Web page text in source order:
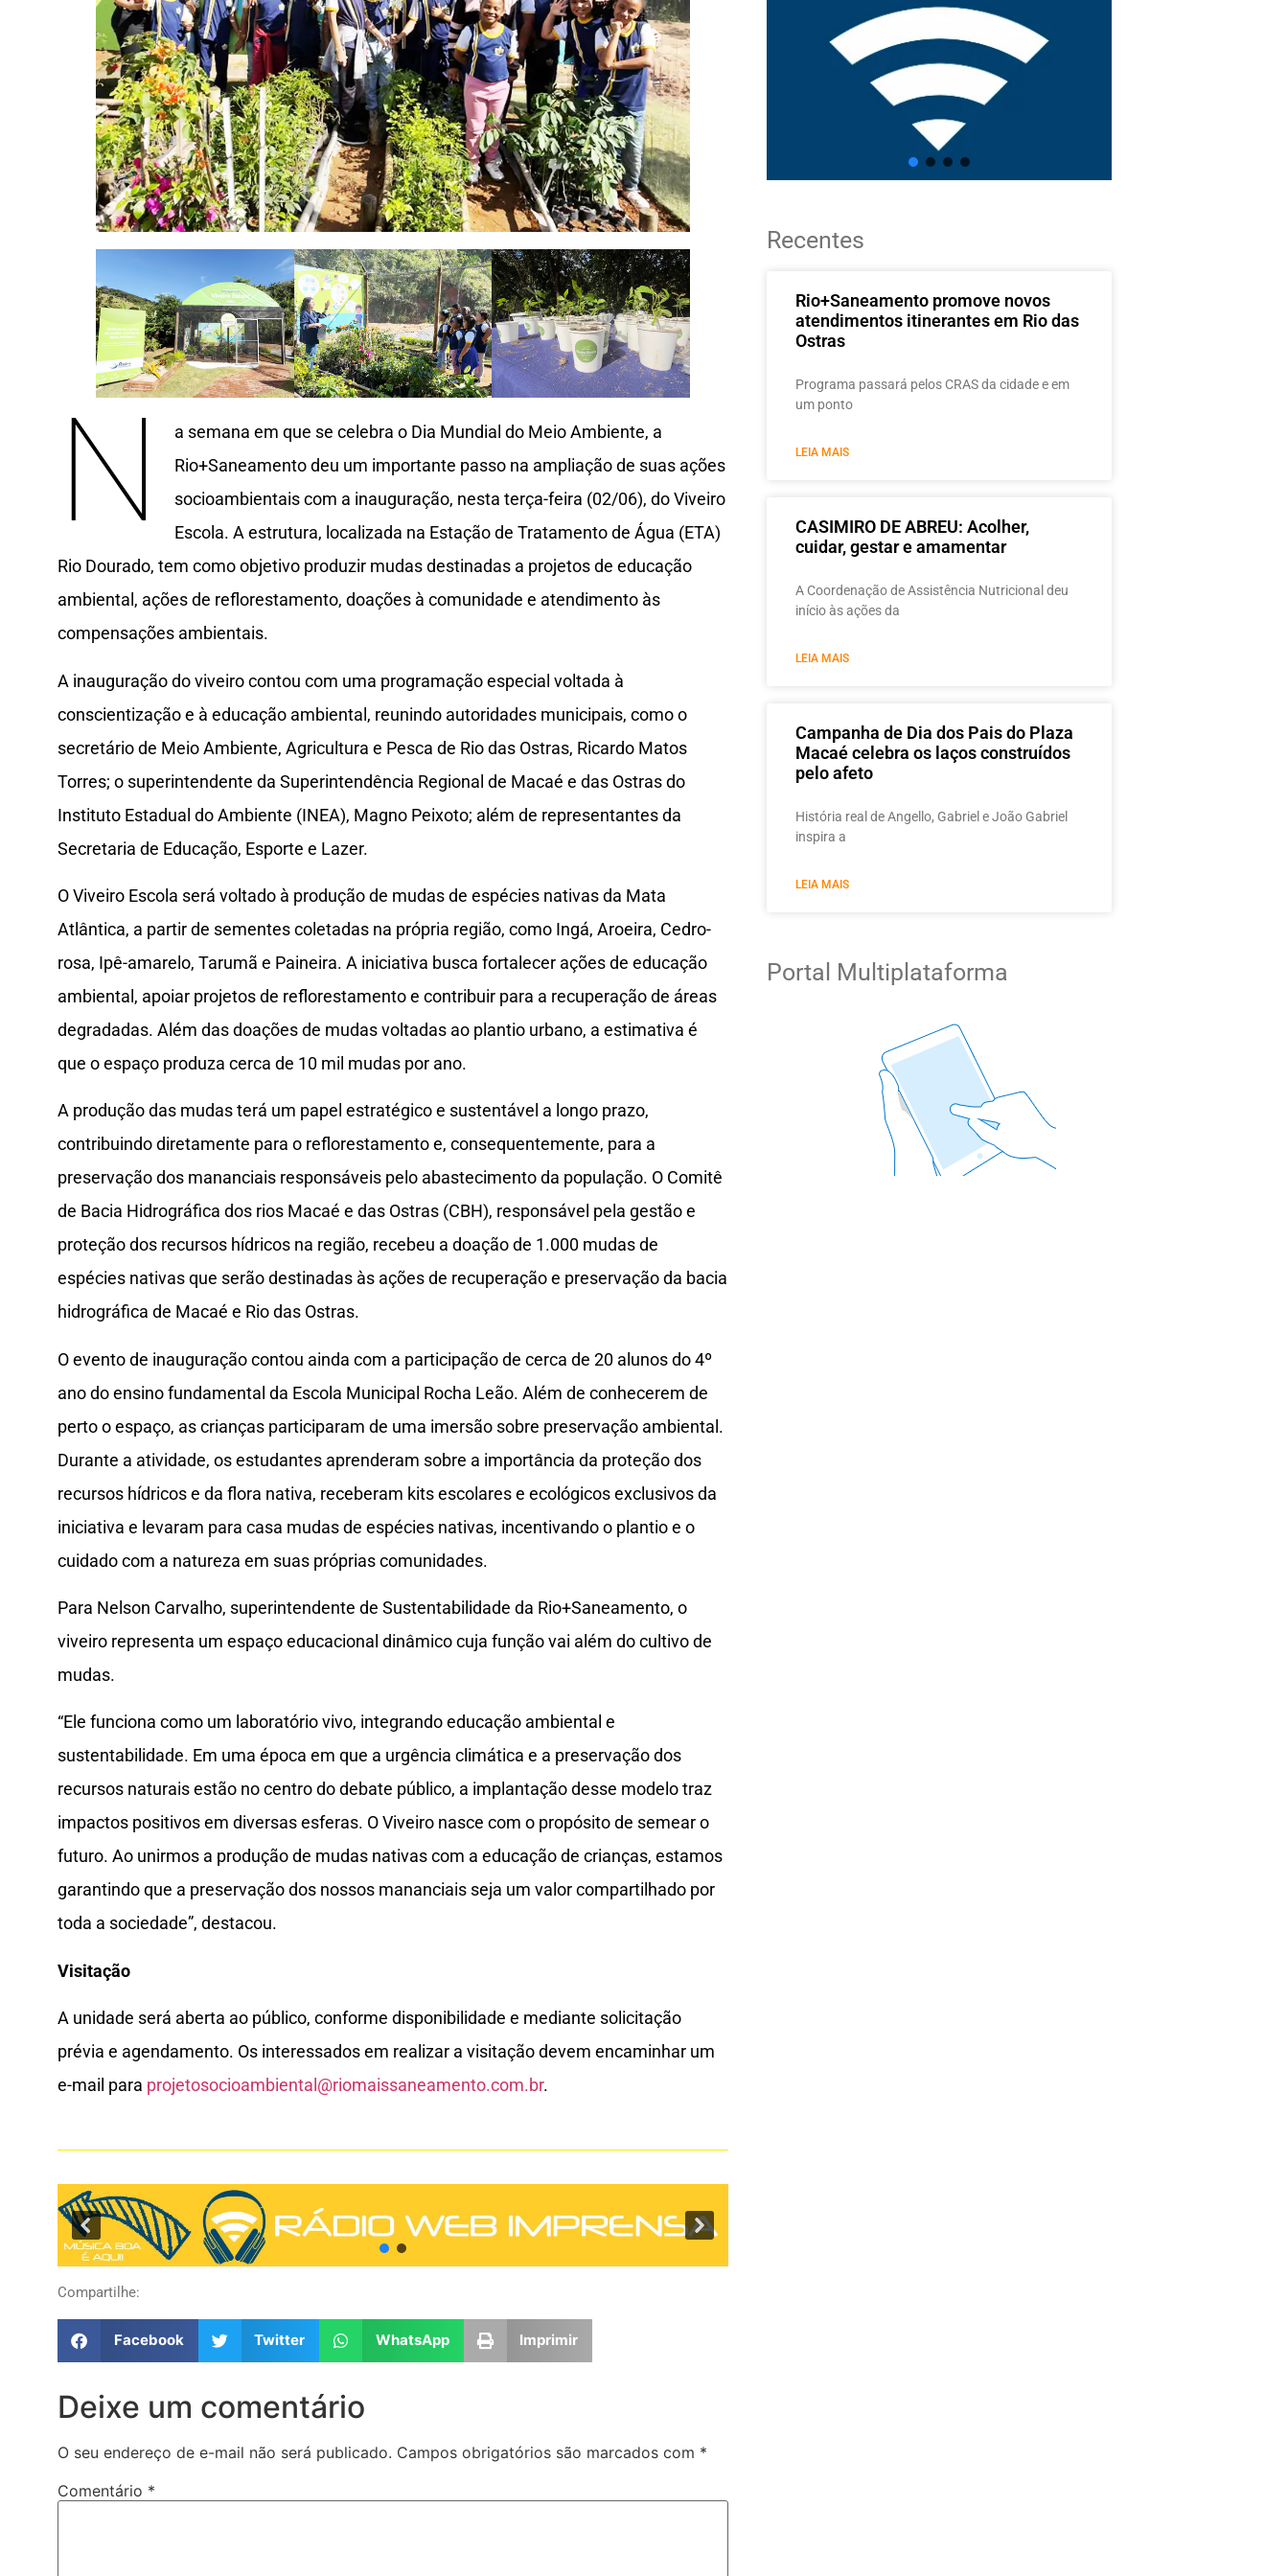
N
a semana em que se celebra o Dia Mundial do Meio Ambiente, a
Rio+Saneamento deu um importante passo na ampliação de suas ações
socioambientais com a inauguração, nesta terça-feira (02/06), do Viveiro
Escola. A estrutura, localizada na Estação de Tratamento de Água (ETA)
Rio Dourado, tem como objetivo produzir mudas destinadas a projetos de educação
ambiental, ações de reflorestamento, doações à comunidade e atendimento às
compensações ambientais.
A inauguração do viveiro contou com uma programação especial voltada à
conscientização e à educação ambiental, reunindo autoridades municipais, como o
secretário de Meio Ambiente, Agricultura e Pesca de Rio das Ostras, Ricardo Matos
Torres; o superintendente da Superintendência Regional de Macaé e das Ostras do
Instituto Estadual do Ambiente (INEA), Magno Peixoto; além de representantes da
Secretaria de Educação, Esporte e Lazer.
O Viveiro Escola será voltado à produção de mudas de espécies nativas da Mata
Atlântica, a partir de sementes coletadas na própria região, como Ingá, Aroeira, Cedro-
rosa, Ipê-amarelo, Tarumã e Paineira. A iniciativa busca fortalecer ações de educação
ambiental, apoiar projetos de reflorestamento e contribuir para a recuperação de áreas
degradadas. Além das doações de mudas voltadas ao plantio urbano, a estimativa é
que o espaço produza cerca de 10 mil mudas por ano.
A produção das mudas terá um papel estratégico e sustentável a longo prazo,
contribuindo diretamente para o reflorestamento e, consequentemente, para a
preservação dos mananciais responsáveis pelo abastecimento da população. O Comitê
de Bacia Hidrográfica dos rios Macaé e das Ostras (CBH), responsável pela gestão e
proteção dos recursos hídricos na região, recebeu a doação de 1.000 mudas de
espécies nativas que serão destinadas às ações de recuperação e preservação da bacia
hidrográfica de Macaé e Rio das Ostras.
O evento de inauguração contou ainda com a participação de cerca de 20 alunos do 4º
ano do ensino fundamental da Escola Municipal Rocha Leão. Além de conhecerem de
perto o espaço, as crianças participaram de uma imersão sobre preservação ambiental.
Durante a atividade, os estudantes aprenderam sobre a importância da proteção dos
recursos hídricos e da flora nativa, receberam kits escolares e ecológicos exclusivos da
iniciativa e levaram para casa mudas de espécies nativas, incentivando o plantio e o
cuidado com a natureza em suas próprias comunidades.
Para Nelson Carvalho, superintendente de Sustentabilidade da Rio+Saneamento, o
viveiro representa um espaço educacional dinâmico cuja função vai além do cultivo de
mudas.
“Ele funciona como um laboratório vivo, integrando educação ambiental e
sustentabilidade. Em uma época em que a urgência climática e a preservação dos
recursos naturais estão no centro do debate público, a implantação desse modelo traz
impactos positivos em diversas esferas. O Viveiro nasce com o propósito de semear o
futuro. Ao unirmos a produção de mudas nativas com a educação de crianças, estamos
garantindo que a preservação dos nossos mananciais seja um valor compartilhado por
toda a sociedade”, destacou.
Visitação
A unidade será aberta ao público, conforme disponibilidade e mediante solicitação
prévia e agendamento. Os interessados em realizar a visitação devem encaminhar um
e-mail para projetosocioambiental@riomaissaneamento.com.br.
Compartilhe:
Facebook Twitter WhatsApp Imprimir
Deixe um comentário
O seu endereço de e-mail não será publicado. Campos obrigatórios são marcados com *
Comentário *
Recentes
Rio+Saneamento promove novos
atendimentos itinerantes em Rio das
Ostras
Programa passará pelos CRAS da cidade e em
um ponto
LEIA MAIS
CASIMIRO DE ABREU: Acolher,
cuidar, gestar e amamentar
A Coordenação de Assistência Nutricional deu
início às ações da
LEIA MAIS
Campanha de Dia dos Pais do Plaza
Macaé celebra os laços construídos
pelo afeto
História real de Angello, Gabriel e João Gabriel
inspira a
LEIA MAIS
Portal Multiplataforma